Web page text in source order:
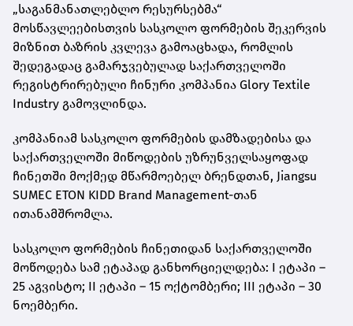
„საგანმანათლებლო რესურსებმა“
მოსწავლეებისთვის სასკოლო ფორმების შეკერვის
მიზნით ბაზრის კვლევა გამოაცხადა, რომლის
შედეგადაც გამარჯვებულად საქართველოში
რეგისტრირებული ჩინური კომპანია Glory Textile
Industry გამოვლინდა.
კომპანიამ სასკოლო ფორმების დამზადებისა და
საქართველოში მიწოდების უზრუნველსაყოფად
ჩინეთში მოქმედ მწარმოებელ ბრენდთან, Jiangsu
SUMEC ETON KIDD Brand Management-თან
ითანამშრომლა.
სასკოლო ფორმების ჩინეთიდან საქართველოში
მოწოდება სამ ეტაპად განხორციელდება: I ეტაპი –
25 აგვისტო; II ეტაპი – 15 ოქტომბერი; III ეტაპი – 30
ნოემბერი.